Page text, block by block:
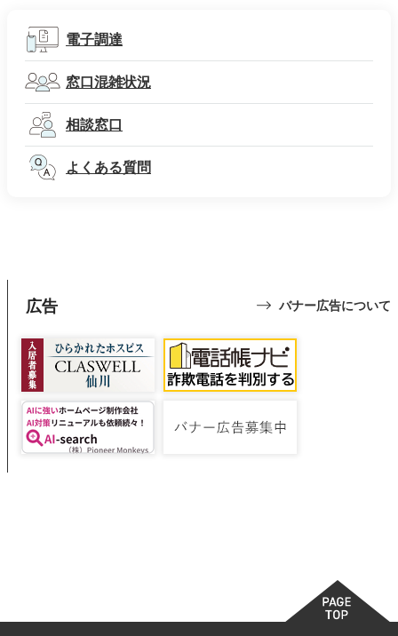
電子調達
窓口混雑状況
相談窓口
よくある質問
広告 バナー広告について